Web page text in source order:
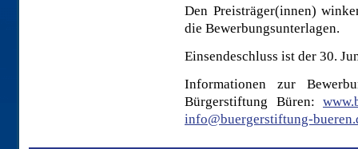
Den Preisträger(innen)
die Bewerbungsunterlagen.
Einsendeschluss ist der 30.
Informationen zur
Bürgerstiftung Büren:
info@buergerstiftung-